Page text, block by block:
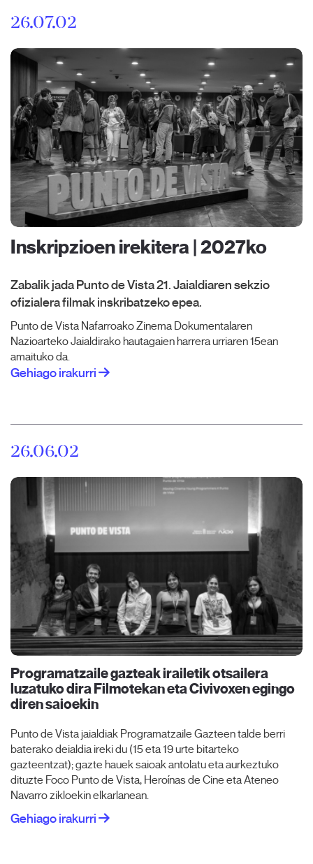
26.07.02
Inskripzioen irekitera | 2027ko
Zabalik jada Punto de Vista 21. Jaialdiaren sekzio
ofizialera filmak inskribatzeko epea.
Punto de Vista Nafarroako Zinema Dokumentalaren
Nazioarteko Jaialdirako hautagaien harrera urriaren 15ean
amaituko da.
Gehiago irakurri
26.06.02
Programatzaile gazteak irailetik otsailera
luzatuko dira Filmotekan eta Civivoxen egingo
diren saioekin
Punto de Vista jaialdiak Programatzaile Gazteen talde berri
baterako deialdia ireki du (15 eta 19 urte bitarteko
gazteentzat); gazte hauek saioak antolatu eta aurkeztuko
dituzte Foco Punto de Vista, Heroínas de Cine eta Ateneo
Navarro zikloekin elkarlanean.
Gehiago irakurri